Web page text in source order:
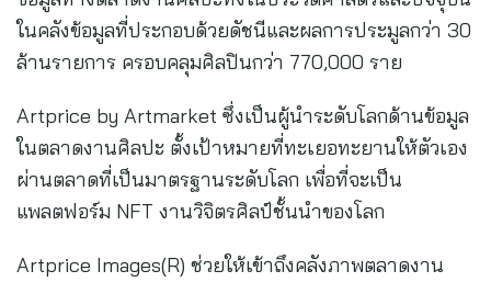
ในคลังข้อมูลที่ประกอบด้วยดัชนีและผลการประมูลกว่า 30
ล้านรายการ ครอบคลุมศิลปินกว่า 770,000 ราย
Artprice by Artmarket ซึ่งเป็นผู้นำระดับโลกด้านข้อมูล
ในตลาดงานศิลปะ ตั้งเป้าหมายที่ทะเยอทะยานให้ตัวเอง
ผ่านตลาดที่เป็นมาตรฐานระดับโลก เพื่อที่จะเป็น
แพลตฟอร์ม NFT งานวิจิตรศิลป์ชั้นนำของโลก
Artprice Images(R) ช่วยให้เข้าถึงคลังภาพตลาดงาน